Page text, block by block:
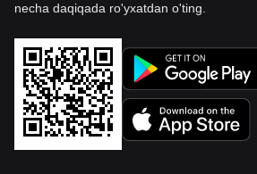
necha daqiqada ro'yxatdan o'ting.